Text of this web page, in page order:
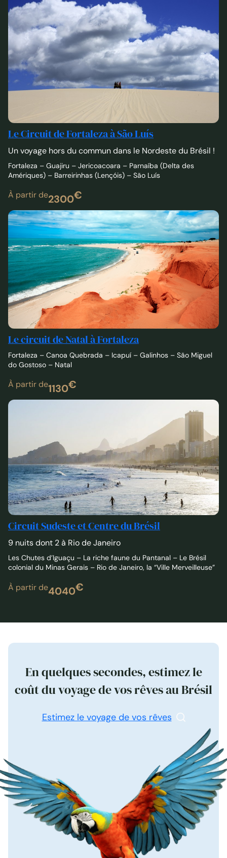
Le Circuit de Fortaleza à São Luís
Un voyage hors du commun dans le Nordeste du Brésil !
Fortaleza – Guajiru – Jericoacoara – Parnaíba (Delta des
Amériques) – Barreirinhas (Lençóis) – São Luís
À partir de2300€
Le circuit de Natal à Fortaleza
Fortaleza – Canoa Quebrada – Icapuí – Galinhos – São Miguel
do Gostoso – Natal
À partir de1130€
Circuit Sudeste et Centre du Brésil
9 nuits dont 2 à Rio de Janeiro
Les Chutes d’Iguaçu – La riche faune du Pantanal – Le Brésil
colonial du Minas Gerais – Rio de Janeiro, la “Ville Merveilleuse”
À partir de4040€
En quelques secondes, estimez le
coût du voyage de vos rêves au Brésil
Estimez le voyage de vos rêves